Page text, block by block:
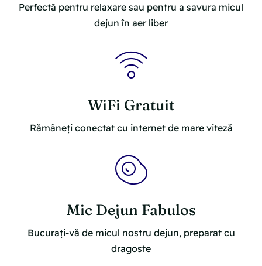
Perfectă pentru relaxare sau pentru a savura micul
dejun în aer liber
WiFi Gratuit
Rămâneți conectat cu internet de mare viteză
Mic Dejun Fabulos
Bucurați-vă de micul nostru dejun, preparat cu
dragoste